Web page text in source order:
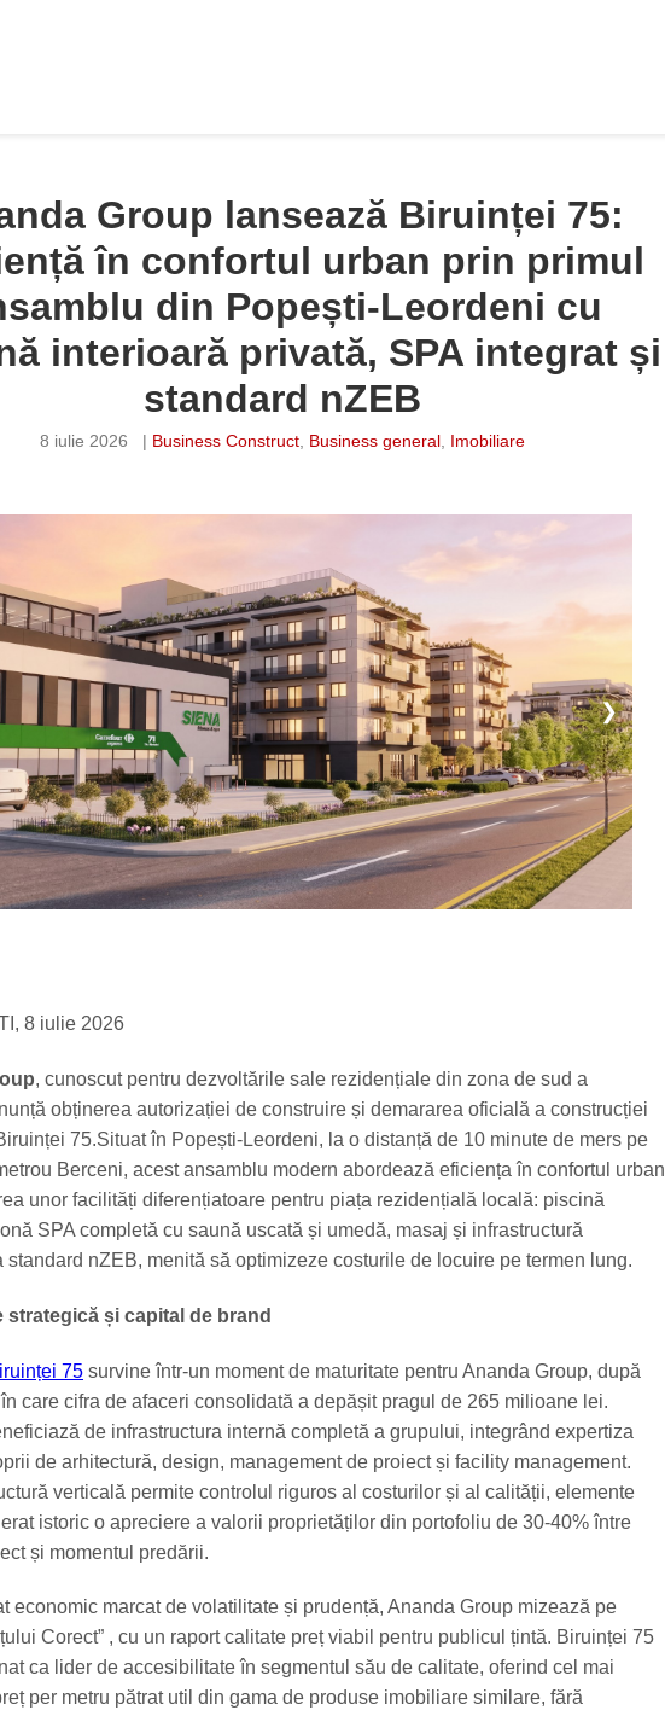
Group lansează Biruinței 75:
în confortul urban prin primul
din Popești-Leordeni cu
interioară privată, SPA integrat și
standard nZEB
8 iulie 2026 | Business Construct, Business general, Imobiliare
❯
8 iulie 2026
, cunoscut pentru dezvoltările sale rezidențiale din zona de sud a
obținerea autorizației de construire și demararea oficială a construcției
75.Situat în Popești-Leordeni, la o distanță de 10 minute de mers pe
Berceni, acest ansamblu modern abordează eficiența în confortul urban
unor facilități diferențiatoare pentru piața rezidențială locală: piscină
SPA completă cu saună uscată și umedă, masaj și infrastructură
standard nZEB, menită să optimizeze costurile de locuire pe termen lung.
strategică și capital de brand
75 survine într-un moment de maturitate pentru Ananda Group, după
care cifra de afaceri consolidată a depășit pragul de 265 milioane lei.
de infrastructura internă completă a grupului, integrând expertiza
de arhitectură, design, management de proiect și facility management.
verticală permite controlul riguros al costurilor și al calității, elemente
istoric o apreciere a valorii proprietăților din portofoliu de 30-40% între
și momentul predării.
economic marcat de volatilitate și prudență, Ananda Group mizează pe
Corect” , cu un raport calitate preț viabil pentru publicul țintă. Biruinței 75
ca lider de accesibilitate în segmentul său de calitate, oferind cel mai
per metru pătrat util din gama de produse imobiliare similare, fără